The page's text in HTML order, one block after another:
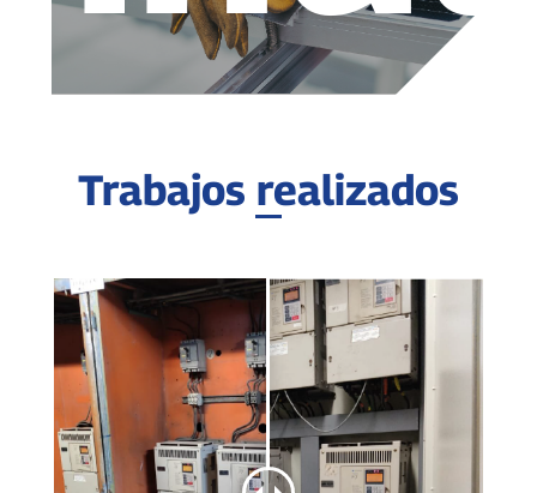
Trabajos realizados